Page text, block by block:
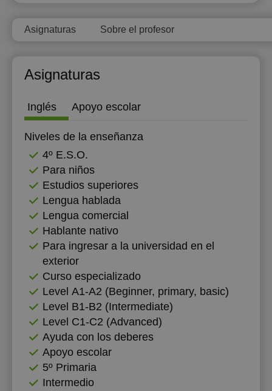
Asignaturas Sobre el profesor
Asignaturas
Inglés Apoyo escolar
Niveles de la enseñanza
4º E.S.O.
Para niños
Estudios superiores
Lengua hablada
Lengua comercial
Hablante nativo
Para ingresar a la universidad en el
exterior
Curso especializado
Level А1-А2 (Beginner, primary, basic)
Level B1-B2 (Intermediate)
Level C1-C2 (Advanced)
Ayuda con los deberes
Apoyo escolar
5º Primaria
Intermedio